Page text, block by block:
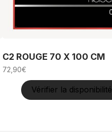
C2 ROUGE 70 X 100 CM
72,90€
Vérifier la disponibilité